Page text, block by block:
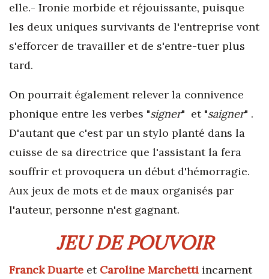
elle.- Ironie morbide et réjouissante, puisque
les deux uniques survivants de l'entreprise vont
s'efforcer de travailler et de s'entre-tuer plus
tard.
On pourrait également relever la connivence
phonique entre les verbes "signer" et "saigner" .
D'autant que c'est par un stylo planté dans la
cuisse de sa directrice que l'assistant la fera
souffrir et provoquera un début d'hémorragie.
Aux jeux de mots et de maux organisés par
l'auteur, personne n'est gagnant.
JEU DE POUVOIR
Franck Duarte et Caroline Marchetti incarnent